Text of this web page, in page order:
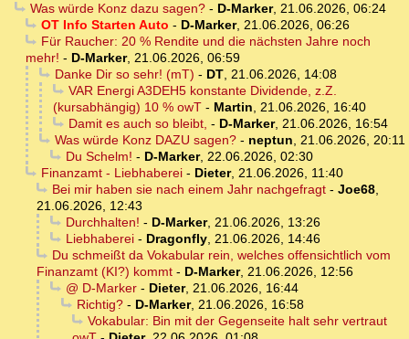
Was würde Konz dazu sagen?- D-Marker, 21.06.2026, 06:24
OT Info Starten Auto - D-Marker, 21.06.2026, 06:26
Für Raucher: 20 % Rendite und die nächsten Jahre noch
mehr! - D-Marker, 21.06.2026, 06:59
Danke Dir so sehr! (mT) - DT, 21.06.2026, 14:08
VAR Energi A3DEH5 konstante Dividende, z.Z.
(kursabhängig) 10 % owT - Martin, 21.06.2026, 16:40
Damit es auch so bleibt, - D-Marker, 21.06.2026, 16:54
Was würde Konz DAZU sagen?- neptun, 21.06.2026, 20:11
Du Schelm! - D-Marker, 22.06.2026, 02:30
Finanzamt - Liebhaberei- Dieter, 21.06.2026, 11:40
Bei mir haben sie nach einem Jahr nachgefragt- Joe68,
21.06.2026, 12:43
Durchhalten! - D-Marker, 21.06.2026, 13:26
Liebhaberei- Dragonfly, 21.06.2026, 14:46
Du schmeißt da Vokabular rein, welches offensichtlich vom
Finanzamt (KI?) kommt - D-Marker, 21.06.2026, 12:56
@ D-Marker- Dieter, 21.06.2026, 16:44
Richtig?- D-Marker, 21.06.2026, 16:58
Vokabular: Bin mit der Gegenseite halt sehr vertraut